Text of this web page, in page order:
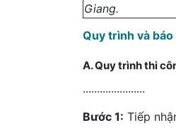
Giang.
Quy trình và
A. Quy trình thi
......................
Bước 1: Tiếp